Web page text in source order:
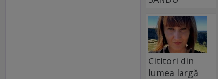
Cititori din
lumea largă